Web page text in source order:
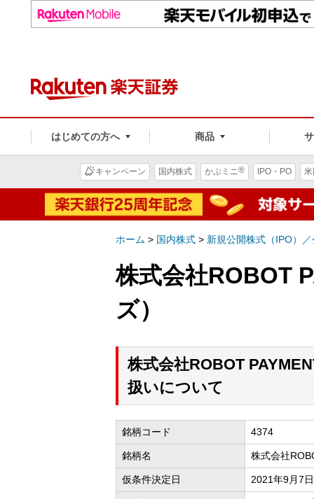
はじめての方へ 商品
キャンペーン 国内株式 かぶミニ® IPO・PO
ホーム > 国内株式 > 新規公開株式（IPO）
株式会社ROBOT
ズ）
株式会社ROBOT
扱いについて
銘柄コード 4374
銘柄名 株式会社
仮条件決定日 2021年9月7日